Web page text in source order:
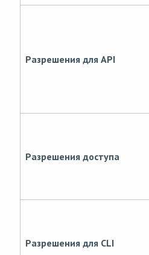
Разрешения для API
Разрешения доступа
Разрешения для CLI